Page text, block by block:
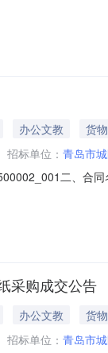
标的名称：复印
办公文教
货物
招标单位： 青岛市
二、合
合同主要信息主
采购成交公告
办公文教
货物
招标单位： 青岛市